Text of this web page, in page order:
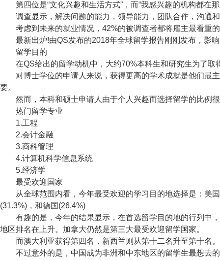
第四位是“文化兴趣和生活方式”，而“我感兴趣的机构都在那
调查显示，解决问题的能力，领导能力，团队合作，沟通
考虑到未来的就业情况，42%的被调查者都将雇主最看重的
最新出炉!由QS发布的2018年全球留学报告刚刚发布，影响
留学目的
在QS给出的留学动机中，大约70%本科生和研究生为了取
对博士学位的申请人来说，获得更高的学术成就是他们最主
要。
然而，本科和硕士申请人由于个人兴趣而选择留学的比例
热门留学专业
1.工程
2.会计金融
3.商科管理
4.计算机科学信息系统
5.经济学
最受欢迎国家
从全球范围内看，今年最受欢迎的学习目的地选择是：美国
(31.3%)，和德国(26.4%)
有趣的是，今年的结果显示，在首选留学目的地的行列中，
地区排名在上升。加拿大仍然是第三大最受欢迎留学国家。
而澳大利亚获得第四名，新西兰则从第十二名升至第十名。
不过意外的是，中国成为非洲和中东地区的留学生最想去